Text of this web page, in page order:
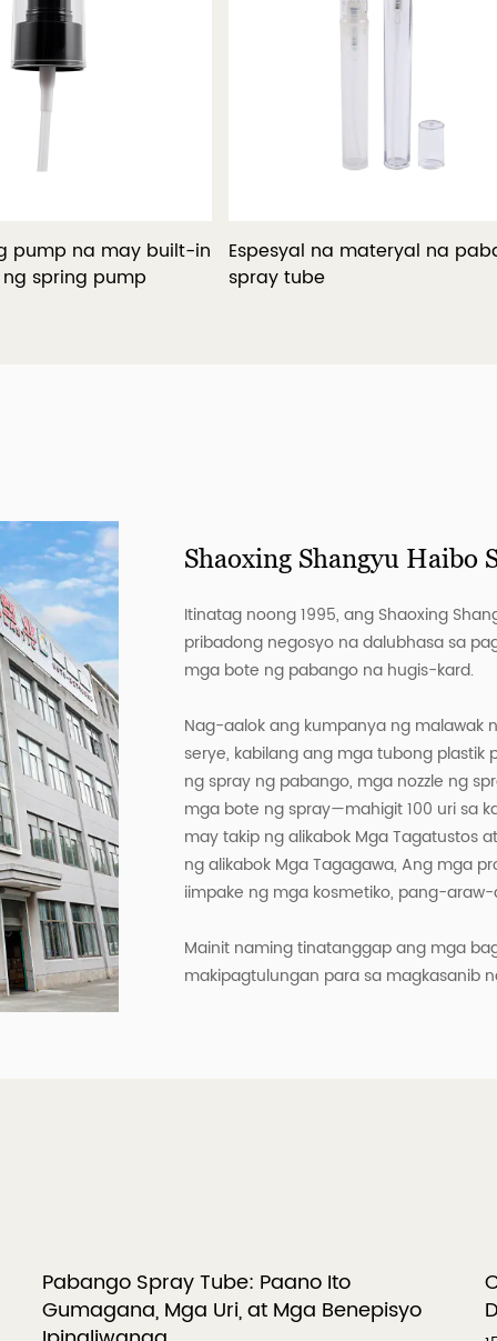
pump na may built-in
spring pump
Espesyal na materyal na
spray tube
Shaoxing Shangyu Haibo
Itinatag noong 1995, ang Shaoxing
pribadong negosyo na dalubhasa sa
mga bote ng pabango na hugis-kard.
Nag-aalok ang kumpanya ng malawak
serye, kabilang ang mga tubong plastik
ng spray ng pabango, mga nozzle ng
mga bote ng spray—mahigit 100 uri sa
may takip ng alikabok Mga Tagatustos
ng alikabok Mga Tagagawa, Ang mga
iimpake ng mga kosmetiko, pang-
Mainit naming tinatanggap ang mga
makipagtulungan para sa magkasanib
Pabango Spray Tube: Paano Ito
Gumagana, Mga Uri, at Mga Benepisyo